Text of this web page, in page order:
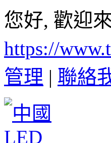
您好, 歡迎
https://
管理 | 聯絡